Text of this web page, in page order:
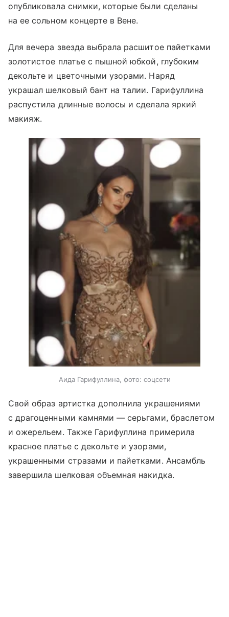
опубликовала снимки, которые были сделаны
на ее сольном концерте в Вене.
Для вечера звезда выбрала расшитое пайетками
золотистое платье с пышной юбкой, глубоким
декольте и цветочными узорами. Наряд
украшал шелковый бант на талии. Гарифуллина
распустила длинные волосы и сделала яркий
макияж.
Аида Гарифуллина, фото: соцсети
Свой образ артистка дополнила украшениями
с драгоценными камнями — серьгами, браслетом
и ожерельем. Также Гарифуллина примерила
красное платье с декольте и узорами,
украшенными стразами и пайетками. Ансамбль
завершила шелковая объемная накидка.